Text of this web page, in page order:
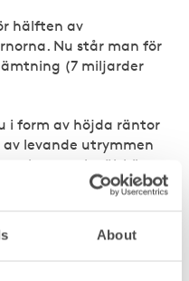
About
hälften av
Nu står man för
(7 miljarder
i form av höjda räntor
levande utrymmen
och välskötta
fortsätta tillbringa tid i
kommersiella ytor.
kommun och